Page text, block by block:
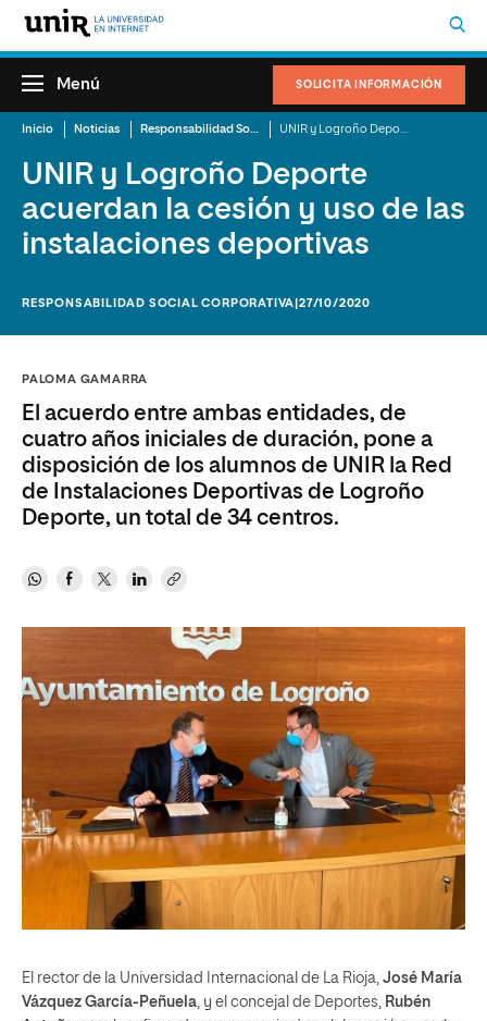
SOLICITA INFORMACIÓN
Menú
Inicio Noticias Responsabilidad Social Corporativa
UNIR y Logroño Deporte
acuerdan la cesión y uso de las
instalaciones deportivas
RESPONSABILIDAD SOCIAL CORPORATIVA |27/10/2020
PALOMA GAMARRA
El acuerdo entre ambas entidades, de
cuatro años iniciales de duración, pone a
disposición de los alumnos de UNIR la Red
de Instalaciones Deportivas de Logroño
Deporte, un total de 34 centros.
El rector de la Universidad Internacional de La Rioja, José María
Vázquez García-Peñuela, y el concejal de Deportes, Rubén